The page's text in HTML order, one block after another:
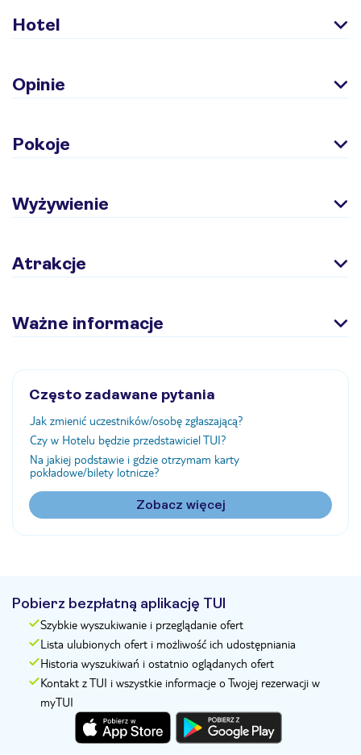
Hotel
Opinie
Pokoje
Wyżywienie
Atrakcje
Ważne informacje
Często zadawane pytania
Jak zmienić uczestników/osobę zgłaszającą?
Czy w Hotelu będzie przedstawiciel TUI?
Na jakiej podstawie i gdzie otrzymam karty
pokładowe/bilety lotnicze?
Zobacz więcej
Pobierz bezpłatną aplikację TUI
Szybkie wyszukiwanie i przeglądanie ofert
Lista ulubionych ofert i możliwość ich udostępniania
Historia wyszukiwań i ostatnio oglądanych ofert
Kontakt z TUI i wszystkie informacje o Twojej rezerwacji w
myTUI